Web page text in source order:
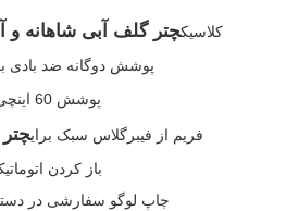
کنترل کیفیت
کلاسيکچتر گلف آبی شاهانه و
پوشش دوگانه ضد
پوشش 60 اینچی بزرگ
فریم از فیبرگلاس سبک برای
باز کردن
چاپ لوگو سفارشی در